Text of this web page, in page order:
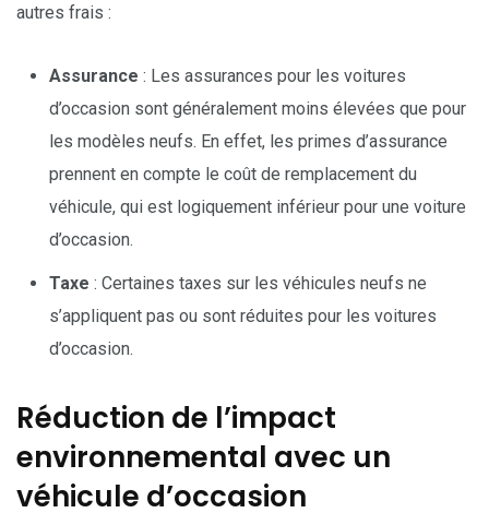
autres frais :
Assurance : Les assurances pour les voitures
d’occasion sont généralement moins élevées que pour
les modèles neufs. En effet, les primes d’assurance
prennent en compte le coût de remplacement du
véhicule, qui est logiquement inférieur pour une voiture
d’occasion.
Taxe : Certaines taxes sur les véhicules neufs ne
s’appliquent pas ou sont réduites pour les voitures
d’occasion.
Réduction de l’impact
environnemental avec un
véhicule d’occasion